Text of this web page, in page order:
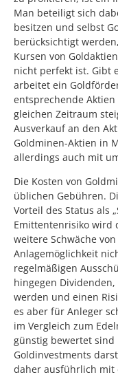
Man beteiligt sich
besitzen und selbst
berücksichtigt
Kursen von
nicht perfekt ist. Gibt
arbeitet ein
entsprechende
gleichen Zeitraum
Ausverkauf an den
Goldminen-Aktien in
allerdings auch mit
Die Kosten von
üblichen Gebühren.
Vorteil des Status als
Emittentenrisiko wird
weitere Schwäche
Anlagemöglichkeit
regelmäßigen
hingegen
werden und einen
es aber für Anleger
im Vergleich zum
günstig bewertet
Goldinvestments
daher ausführlich mit